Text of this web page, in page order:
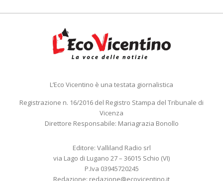
L’Eco Vicentino è una testata giornalistica
Registrazione n. 16/2016 del Registro Stampa del Tribunale di
Vicenza
Direttore Responsabile: Mariagrazia Bonollo
Editore: Valliland Radio srl
via Lago di Lugano 27 – 36015 Schio (VI)
P.Iva 03945720245
Redazione: redazione@ecovicentino.it